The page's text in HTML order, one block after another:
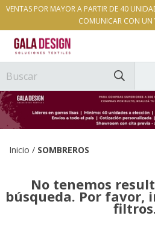
VENTAS POR MAYOR A PARTIR DE 40
COMUNICAR CON UN
Inicio / SOMBREROS
No tenemos
búsqueda. Por favor,